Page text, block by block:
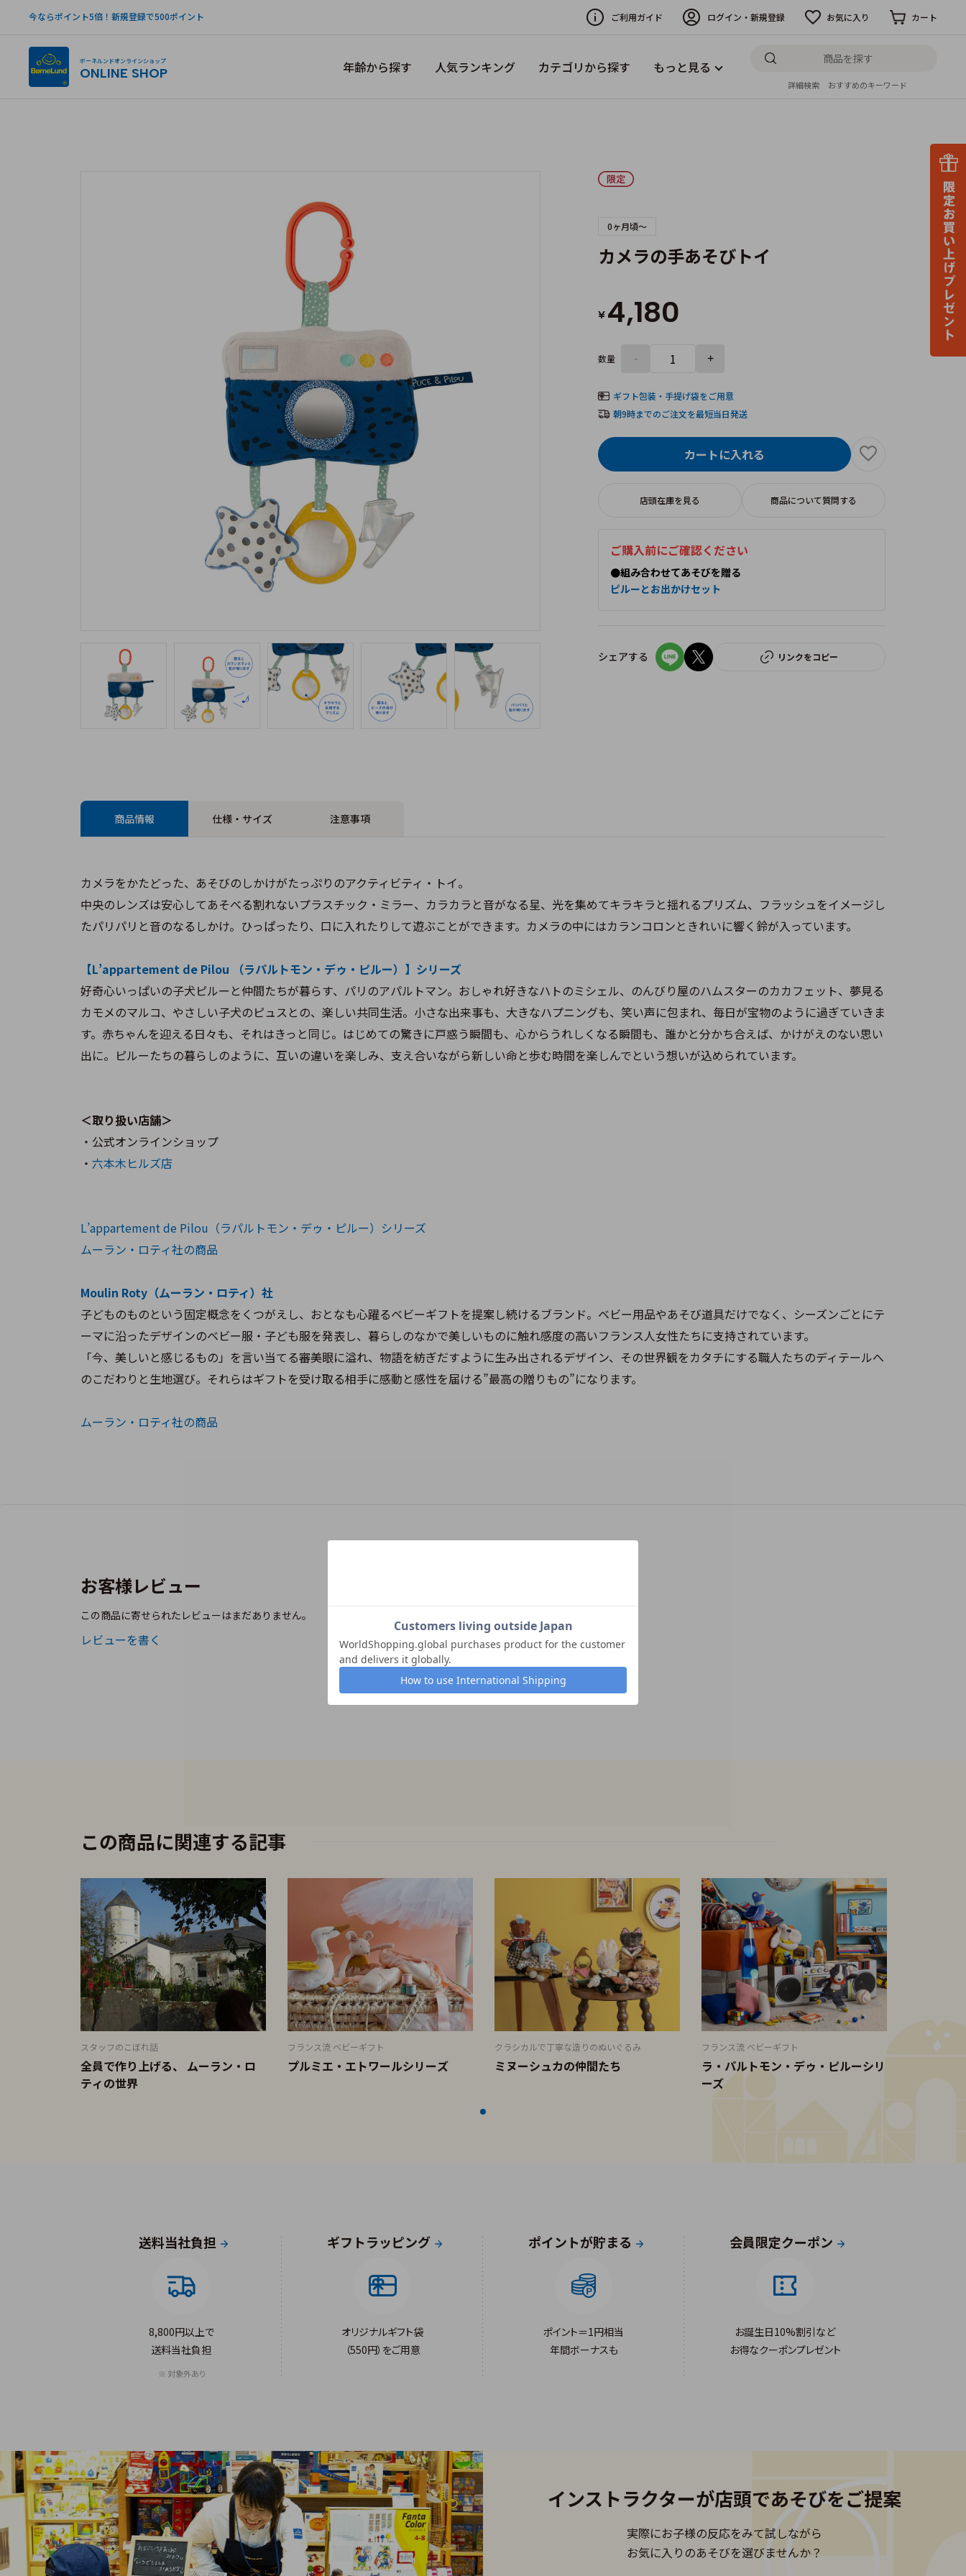
今ならポイント5倍！新規登録で500ポイント ご利用ガイド ログイン・新規登録 お気に入り カート
ボーネルンドオンラインショップ
ONLINE SHOP 年齢から探す 人気ランキング カテゴリから探す もっと見る
詳細検索 おすすめのキーワード
0ヶ月頃～
カメラの手あそびトイ
¥ 4,180
数量 - +
ギフト包装・手提げ袋をご用意
朝9時までのご注文を最短当日発送
カートに入れる
店頭在庫を見る 商品について質問する
ご購入前にご確認ください
●組み合わせてあそびを贈る
ピルーとお出かけセット
シェアする リンクをコピー
商品情報 仕様・サイズ 注意事項
カメラをかたどった、あそびのしかけがたっぷりのアクティビティ・トイ。
中央のレンズは安心してあそべる割れないプラスチック・ミラー、カラカラと音がなる星、光を集めてキラキラと揺れるプリズム、フラッシュをイメージし
たパリパリと音のなるしかけ。ひっぱったり、口に入れたりして遊ぶことができます。カメラの中にはカランコロンときれいに響く鈴が入っています。
【L’appartement de Pilou （ラパルトモン・デゥ・ピルー）】シリーズ
好奇心いっぱいの子犬ピルーと仲間たちが暮らす、パリのアパルトマン。おしゃれ好きなハトのミシェル、のんびり屋のハムスターのカカフェット、夢見る
カモメのマルコ、やさしい子犬のピュスとの、楽しい共同生活。小さな出来事も、大きなハプニングも、笑い声に包まれ、毎日が宝物のように過ぎていきま
す。赤ちゃんを迎える日々も、それはきっと同じ。はじめての驚きに戸惑う瞬間も、心からうれしくなる瞬間も、誰かと分かち合えば、かけがえのない思い
出に。ピルーたちの暮らしのように、互いの違いを楽しみ、支え合いながら新しい命と歩む時間を楽しんでという想いが込められています。
＜取り扱い店舗＞
・公式オンラインショップ
・ 六本木ヒルズ店
L’appartement de Pilou（ラパルトモン・デゥ・ピルー）シリーズ
ムーラン・ロティ社の商品
Moulin Roty（ムーラン・ロティ）社
子どものものという固定概念をくつがえし、おとなも心躍るベビーギフトを提案し続けるブランド。ベビー用品やあそび道具だけでなく、シーズンごとにテ
ーマに沿ったデザインのベビー服・子ども服を発表し、暮らしのなかで美しいものに触れ感度の高いフランス人女性たちに支持されています。
「今、美しいと感じるもの」を言い当てる審美眼に溢れ、物語を紡ぎだすように生み出されるデザイン、その世界観をカタチにする職人たちのディテールへ
のこだわりと生地選び。それらはギフトを受け取る相手に感動と感性を届ける”最高の贈りもの”になります。
ムーラン・ロティ社の商品
お客様レビュー
この商品に寄せられたレビューはまだありません。
レビューを書く
この商品に関連する記事
スタッフのこぼれ話
全員で作り上げる、 ムーラン・ロ
ティの世界
フランス流 ベビーギフト
プルミエ・エトワールシリーズ
クラシカルで丁寧な造りのぬいぐるみ
ミヌーシュカの仲間たち
フランス流 ベビーギフト
ラ・パルトモン・デゥ・ピルーシリ
ーズ
送料当社負担
8,800円以上で
送料当社負担
対象外あり
ギフトラッピング
オリジナルギフト袋
（550円）をご用意
ポイントが貯まる
ポイント＝1円相当
年間ボーナスも
会員限定クーポン
お誕生日10%割引など
お得なクーポンプレゼント
インストラクターが店頭であそびをご提案
実際にお子様の反応をみて試しながら
お気に入りのあそびを選びませんか？